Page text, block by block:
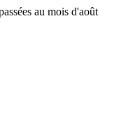
au mois d'août